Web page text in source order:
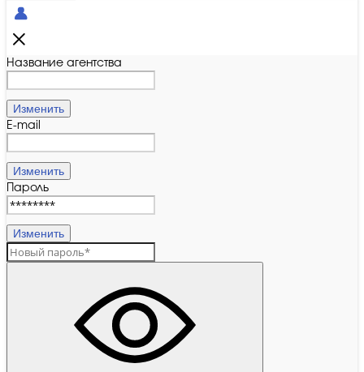
Название агентства
Изменить
E-mail
Изменить
Пароль
Изменить